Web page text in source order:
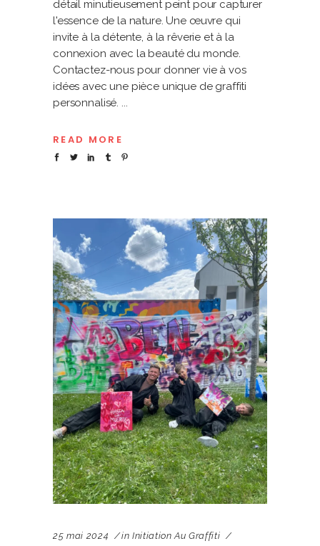
détail minutieusement peint pour capturer
l'essence de la nature. Une œuvre qui
invite à la détente, à la rêverie et à la
connexion avec la beauté du monde.
Contactez-nous pour donner vie à vos
idées avec une pièce unique de graffiti
personnalisé.
READ MORE
25 mai 2024 in Initiation Au Graffiti